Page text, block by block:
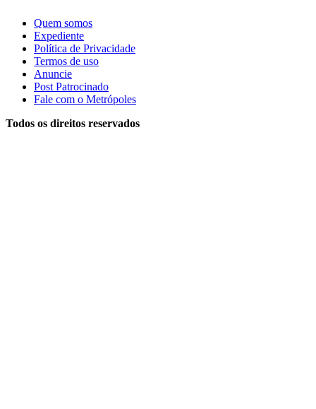
Quem somos
Expediente
Política de Privacidade
Termos de uso
Anuncie
Post Patrocinado
Fale com o Metrópoles
Todos os direitos reservados